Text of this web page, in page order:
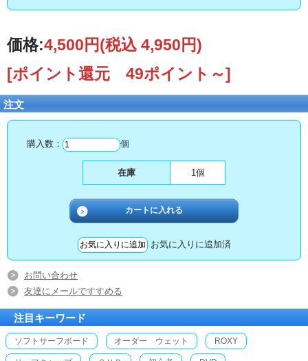
価格:4,500円(税込 4,950円)
[ポイント還元 49ポイント～]
注文
購入数： 個
在庫 1個
お気に入りに追加済
お問い合わせ
友達にメールですすめる
注目キーワード
ソフトサーフボード オーダー ウェット ROXY